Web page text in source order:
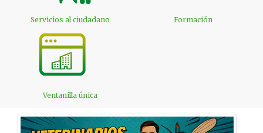
Servicios al ciudadano Formación
Ventanilla única